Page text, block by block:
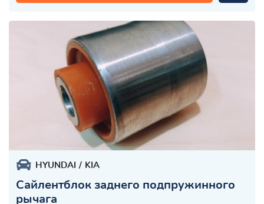
HYUNDAI KIA
Сайлентблок заднего подпружинного
рычага